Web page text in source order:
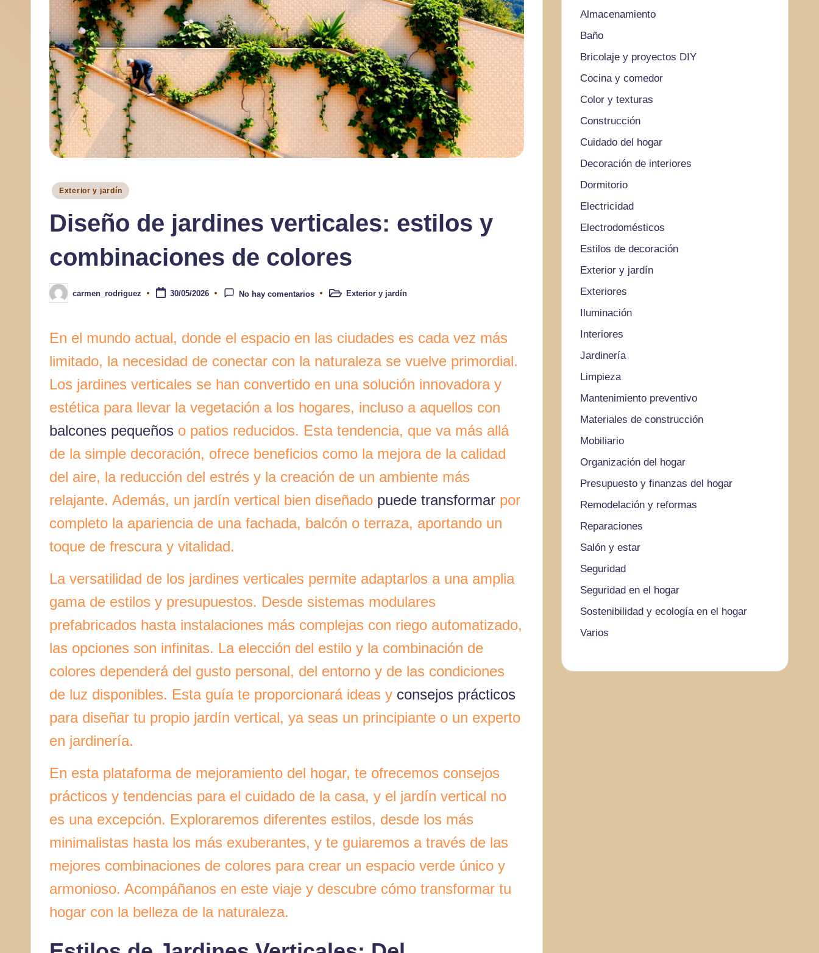
Publicado
Exterior y jardín
Diseño de jardines verticales: estilos y
combinaciones de colores
Publicado
por
carmen_rodriguez 30/05/2026 No hay comentarios
PublicadoExterior y jardín
En el mundo actual, donde el espacio en las ciudades es cada vez más
limitado, la necesidad de conectar con la naturaleza se vuelve primordial.
Los jardines verticales se han convertido en una solución innovadora y
estética para llevar la vegetación a los hogares, incluso a aquellos con
balcones pequeños o patios reducidos. Esta tendencia, que va más allá
de la simple decoración, ofrece beneficios como la mejora de la calidad
del aire, la reducción del estrés y la creación de un ambiente más
relajante. Además, un jardín vertical bien diseñado puede transformar por
completo la apariencia de una fachada, balcón o terraza, aportando un
toque de frescura y vitalidad.
La versatilidad de los jardines verticales permite adaptarlos a una amplia
gama de estilos y presupuestos. Desde sistemas modulares
prefabricados hasta instalaciones más complejas con riego automatizado,
las opciones son infinitas. La elección del estilo y la combinación de
colores dependerá del gusto personal, del entorno y de las condiciones
de luz disponibles. Esta guía te proporcionará ideas y consejos prácticos
para diseñar tu propio jardín vertical, ya seas un principiante o un experto
en jardinería.
En esta plataforma de mejoramiento del hogar, te ofrecemos consejos
prácticos y tendencias para el cuidado de la casa, y el jardín vertical no
es una excepción. Exploraremos diferentes estilos, desde los más
minimalistas hasta los más exuberantes, y te guiaremos a través de las
mejores combinaciones de colores para crear un espacio verde único y
armonioso. Acompáñanos en este viaje y descubre cómo transformar tu
hogar con la belleza de la naturaleza.
Almacenamiento
Baño
Bricolaje y proyectos DIY
Cocina y comedor
Color y texturas
Construcción
Cuidado del hogar
Decoración de interiores
Dormitorio
Electricidad
Electrodomésticos
Estilos de decoración
Exterior y jardín
Exteriores
Iluminación
Interiores
Jardinería
Limpieza
Mantenimiento preventivo
Materiales de construcción
Mobiliario
Organización del hogar
Presupuesto y finanzas del hogar
Remodelación y reformas
Reparaciones
Salón y estar
Seguridad
Seguridad en el hogar
Sostenibilidad y ecología en el hogar
Varios